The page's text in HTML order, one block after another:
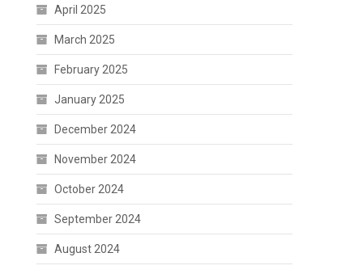
April 2025
March 2025
February 2025
January 2025
December 2024
November 2024
October 2024
September 2024
August 2024